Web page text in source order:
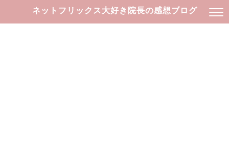
ネットフリックス大好き院長の感想ブログ